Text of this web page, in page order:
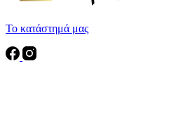
Το κατάστημά μας